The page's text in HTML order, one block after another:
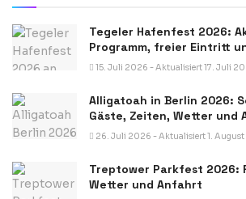
Tegeler Hafenfest 2026:
Programm, freier Eintritt
15. Juli 2026 - Aktualisiert 17. Juli
Alligatoah in Berlin 2026:
Gäste, Zeiten, Wetter und
26. Juli 2026 - Aktualisiert 1.
Treptower Parkfest 2026:
Wetter und Anfahrt